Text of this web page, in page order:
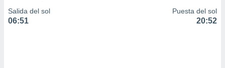
Salida del sol
06:51
Puesta del sol
20:52